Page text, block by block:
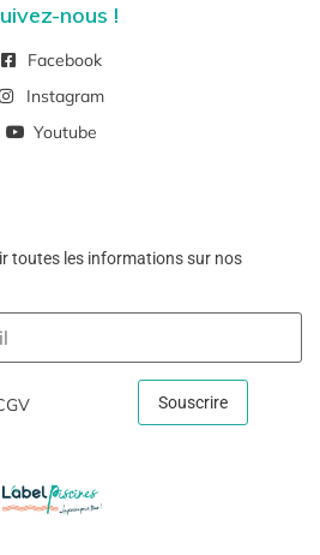
nous !
Facebook
Instagram
Youtube
toutes les informations sur nos